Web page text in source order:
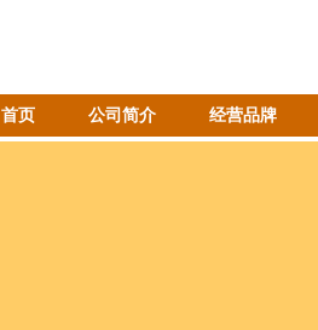
首页 公司简介 经营品牌